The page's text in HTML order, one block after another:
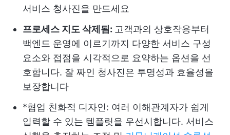
서비스 청사진을 만드세요
프로세스 지도 삭제됨: 고객과의 상호작용부터
백엔드 운영에 이르기까지 다양한 서비스 구성
요소와 접점을 시각적으로 요약하는 옵션을 선
호합니다. 잘 짜인 청사진은 투명성과 효율성을
보장합니다
*협업 친화적 디자인: 여러 이해관계자가 쉽게
입력할 수 있는 템플릿을 우선시합니다. 서비스